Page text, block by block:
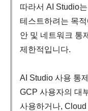
따라서 AI Studio
테스트하려는 목
안 및 네트워크 통
제한적입니다.
AI Studio 사용 통제
GCP 사용자의 대
사용하거나,